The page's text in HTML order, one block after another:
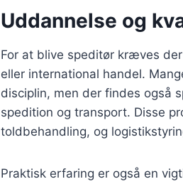
Uddannelse og
For at blive speditør kræves
eller international handel.
disciplin, men der findes også
spedition og transport. Disse
toldbehandling, og
Praktisk erfaring er også en